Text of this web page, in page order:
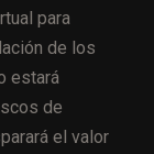
para
de los
estará
de
el valor